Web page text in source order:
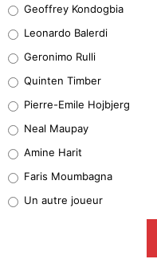
38%
32%
5%
1%
9%
Geoffrey Kondogbia
Leonardo Balerdi
Geronimo Rulli
Quinten Timber
Pierre-Emile Hojbjerg
Neal Maupay
Amine Harit
Faris Moumbagna
Un autre joueur